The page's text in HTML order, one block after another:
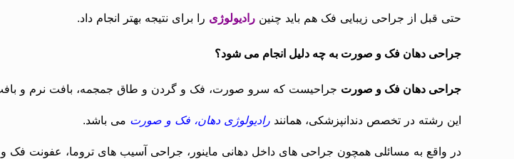
حتی قبل از جراحی زیبایی فک هم باید چنینرادیولوژی را برای نتیجه بهتر انجام داد.
جراحی دهان فک و صورت به چه دلیل انجام می شود؟
جراحی دهان فک و صورت جراحیست که سرو صورت، فک و گردن و طاق جمجمه، بافت نرم و
این رشته در تخصص دندانپزشکی، همانندرادیولوژی دهان، فک و صورت می باشد.
در واقع به مسائلی همچون جراحی های داخل دهانی ماینور، جراحی آسیب های تروما، عفونت